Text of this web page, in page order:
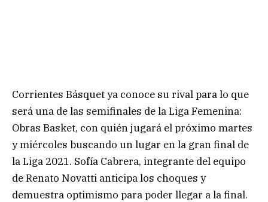
Corrientes Básquet ya conoce su rival para lo que
será una de las semifinales de la Liga Femenina:
Obras Basket, con quién jugará el próximo martes
y miércoles buscando un lugar en la gran final de
la Liga 2021. Sofía Cabrera, integrante del equipo
de Renato Novatti anticipa los choques y
demuestra optimismo para poder llegar a la final.